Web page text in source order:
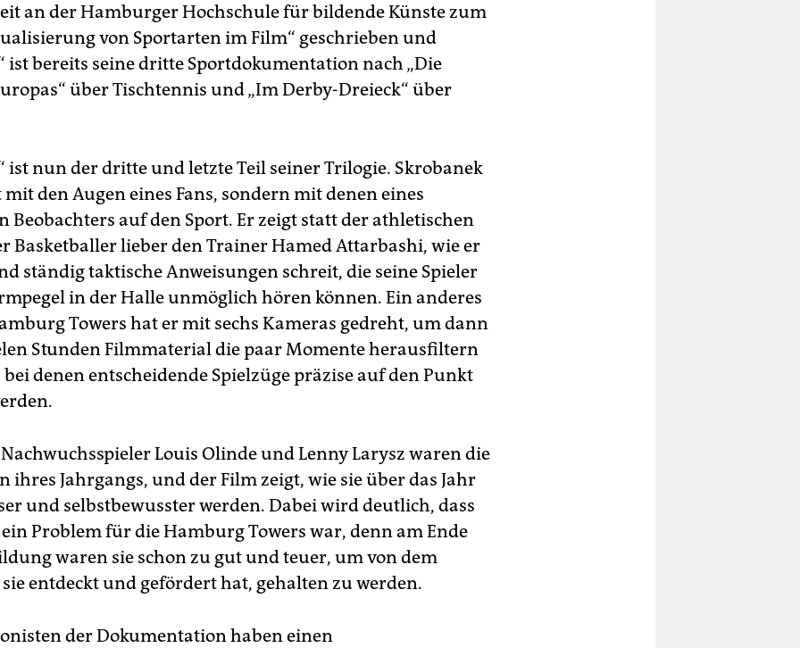
an der Hamburger Hochschule für bildende Künste zum
von Sportarten im Film“ geschrieben und
ist bereits seine dritte Sportdokumentation nach „Die
über Tischtennis und „Im Derby-Dreieck“ über
ist nun der dritte und letzte Teil seiner Trilogie. Skrobanek
den Augen eines Fans, sondern mit denen eines
Beobachters auf den Sport. Er zeigt statt der athletischen
Basketballer lieber den Trainer Hamed Attarbashi, wie er
ständig taktische Anweisungen schreit, die seine Spieler
in der Halle unmöglich hören können. Ein anderes
Towers hat er mit sechs Kameras gedreht, um dann
Stunden Filmmaterial die paar Momente herausfiltern
denen entscheidende Spielzüge präzise auf den Punkt
Louis Olinde und Lenny Larysz waren die
ihres Jahrgangs, und der Film zeigt, wie sie über das Jahr
und selbstbewusster werden. Dabei wird deutlich, dass
Problem für die Hamburg Towers war, denn am Ende
waren sie schon zu gut und teuer, um von dem
entdeckt und gefördert hat, gehalten zu werden.
der Dokumentation haben einen